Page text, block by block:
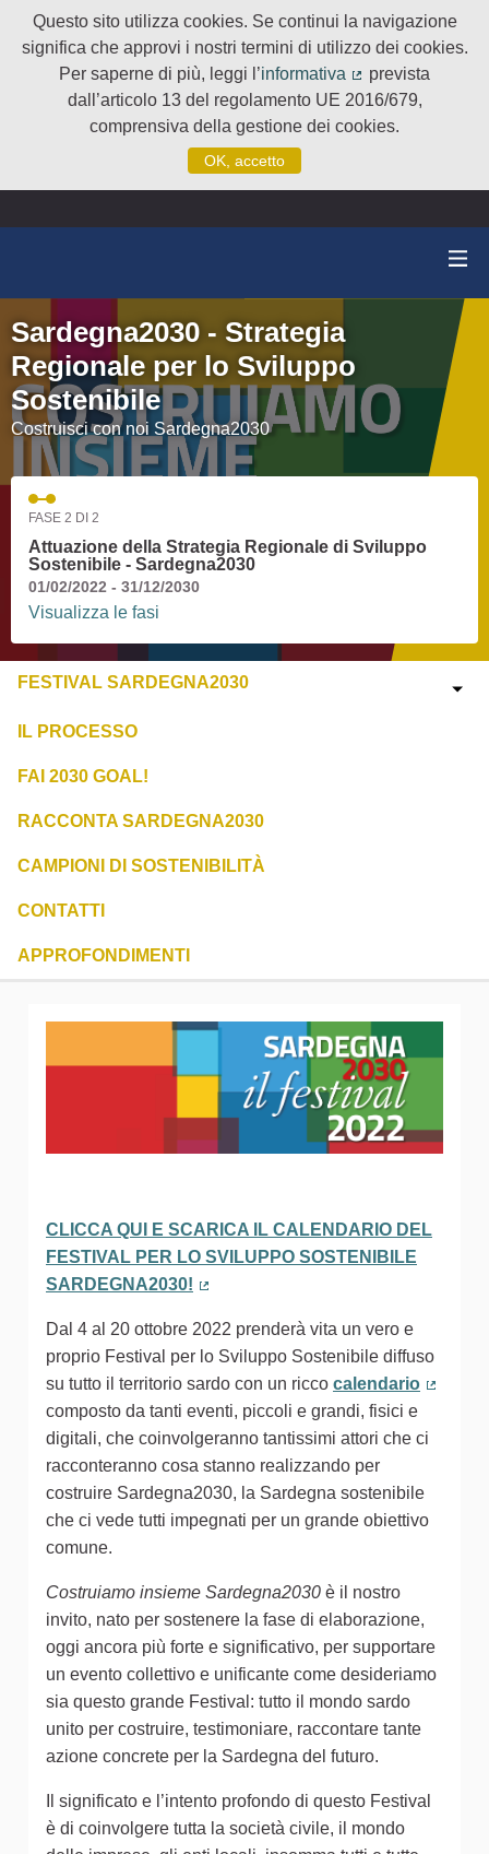
Questo sito utilizza cookies. Se continui la navigazione
significa che approvi i nostri termini di utilizzo dei cookies.
Per saperne di più, leggi l’informativa
(Collegamento
prevista
dall’articolo 13 del regolamento UE 2016/679,
comprensiva della gestione dei cookies.
OK, accetto
Sardegna2030 - Strategia
Regionale per lo Sviluppo
Sostenibile
Costruisci con noi Sardegna2030
FASE 2 DI 2
Attuazione della Strategia Regionale di Sviluppo
Sostenibile - Sardegna2030
01/02/2022 - 31/12/2030
Visualizza le fasi
FESTIVAL SARDEGNA2030
IL PROCESSO
FAI 2030 GOAL!
RACCONTA SARDEGNA2030
CAMPIONI DI SOSTENIBILITÀ
CONTATTI
APPROFONDIMENTI
CLICCA QUI E SCARICA IL CALENDARIO DEL
FESTIVAL PER LO SVILUPPO SOSTENIBILE
SARDEGNA2030!
Dal 4 al 20 ottobre 2022 prenderà vita un vero e
proprio Festival per lo Sviluppo Sostenibile diffuso
su tutto il territorio sardo con un ricco calendario
composto da tanti eventi, piccoli e grandi, fisici e
digitali, che coinvolgeranno tantissimi attori che ci
racconteranno cosa stanno realizzando per
costruire Sardegna2030, la Sardegna sostenibile
che ci vede tutti impegnati per un grande obiettivo
comune.
Costruiamo insieme Sardegna2030 è il nostro
invito, nato per sostenere la fase di elaborazione,
oggi ancora più forte e significativo, per supportare
un evento collettivo e unificante come desideriamo
sia questo grande Festival: tutto il mondo sardo
unito per costruire, testimoniare, raccontare tante
azione concrete per la Sardegna del futuro.
Il significato e l’intento profondo di questo Festival
è di coinvolgere tutta la società civile, il mondo